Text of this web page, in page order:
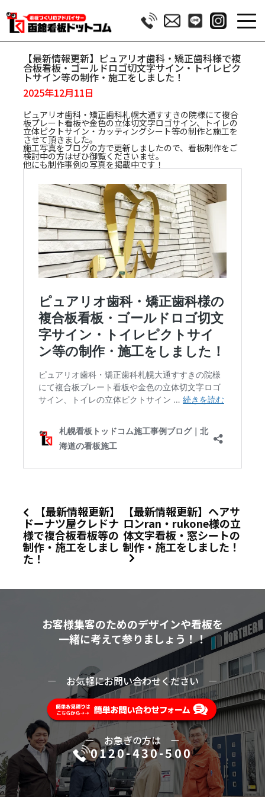
【最新情報更新】ピュアリオ歯科・矯正歯科様で複
合板看板・ゴールドロゴ切文字サイン・トイレピク
トサイン等の制作・施工をしました！
2025年12月11日
ピュアリオ歯科・矯正歯科札幌大通すすきの院様にて複合
板プレート看板や金色の立体切文字ロゴサイン、トイレの
立体ピクトサイン・カッティングシート等の制作と施工を
させて頂きました。
施工写真をブログの方で更新しましたので、看板制作をご
検討中の方はぜひ御覧くださいませ。
他にも制作事例の写真を掲載中です！
【最新情報更新】
ドーナツ屋クレドナ
様で複合板看板等の
制作・施工をしまし
た！
【最新情報更新】ヘアサ
ロンran・rukone様の立
体文字看板・窓シートの
制作・施工をしました！
お客様集客のためのデザインや看板を
一緒に考えて参りましょう！！
ー お気軽にお問い合わせください ー
ーお急ぎの方は ー
0120-430-500